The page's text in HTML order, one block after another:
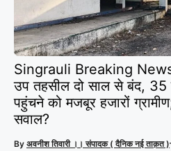
Singrauli Breaking News:
उप तहसील दो साल से बंद, 35
पहुंचने को मजबूर हजारों
सवाल?
By अवनीश तिवारी ।। संपादक ( दैनिक नई ताक़त )